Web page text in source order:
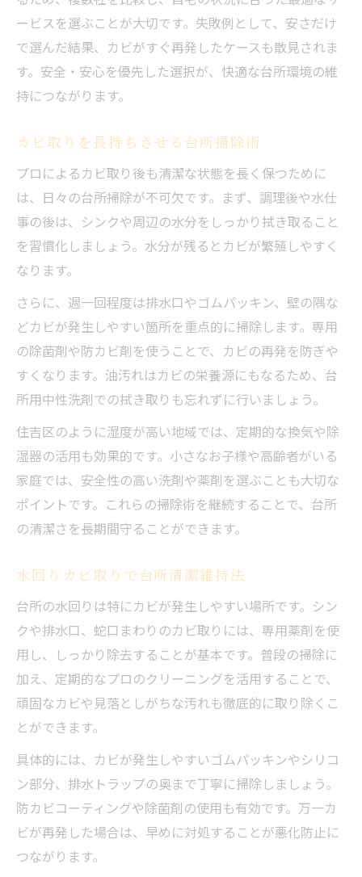
ービスを選ぶことが大切です。失敗例として、安さだけ
で選んだ結果、カビがすぐ再発したケースも散見されま
す。安全・安心を優先した選択が、快適な台所環境の維
持につながります。
カビ取りを長持ちさせる台所掃除術
プロによるカビ取り後も清潔な状態を長く保つために
は、日々の台所掃除が不可欠です。まず、調理後や水仕
事の後は、シンクや周辺の水分をしっかり拭き取ること
を習慣化しましょう。水分が残るとカビが繁殖しやすく
なります。
さらに、週一回程度は排水口やゴムパッキン、壁の隅な
どカビが発生しやすい箇所を重点的に掃除します。専用
の除菌剤や防カビ剤を使うことで、カビの再発を防ぎや
すくなります。油汚れはカビの栄養源にもなるため、台
所用中性洗剤での拭き取りも忘れずに行いましょう。
住吉区のように湿度が高い地域では、定期的な換気や除
湿器の活用も効果的です。小さなお子様や高齢者がいる
家庭では、安全性の高い洗剤や薬剤を選ぶことも大切な
ポイントです。これらの掃除術を継続することで、台所
の清潔さを長期間守ることができます。
水回りカビ取りで台所清潔維持法
台所の水回りは特にカビが発生しやすい場所です。シン
クや排水口、蛇口まわりのカビ取りには、専用薬剤を使
用し、しっかり除去することが基本です。普段の掃除に
加え、定期的なプロのクリーニングを活用することで、
頑固なカビや見落としがちな汚れも徹底的に取り除くこ
とができます。
具体的には、カビが発生しやすいゴムパッキンやシリコ
ン部分、排水トラップの奥まで丁寧に掃除しましょう。
防カビコーティングや除菌剤の使用も有効です。万一カ
ビが再発した場合は、早めに対処することが悪化防止に
つながります。